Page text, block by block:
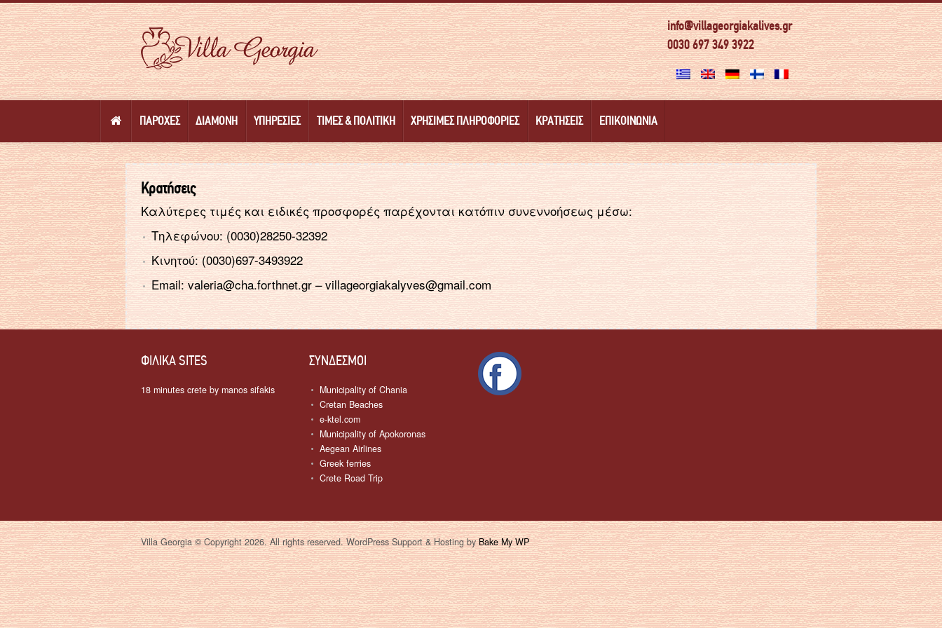
info@villageorgiakalives.gr
0030 697 349 3922
ΠΑΡΟΧΈΣ ΔΙΑΜΟΝΉ ΥΠΗΡΕΣΊΕΣ ΤΙΜΈΣ & ΠΟΛΙΤΙΚΉ ΧΡΉΣΙΜΕΣ ΠΛΗΡΟΦΟΡΊΕΣ ΚΡΑΤΉΣΕΙΣ ΕΠΙΚΟΙΝΩΝΊΑ
Kρατήσεις
Καλύτερες τιμές και ειδικές προσφορές παρέχονται κατόπιν συνεννοήσεως μέσω:
Tηλεφώνου: (0030)28250-32392
Kινητού: (0030)697-3493922
Email: valeria@cha.forthnet.gr –villageorgiakalyves@gmail.com
ΦΙΛΙΚΆ SITES
18 minutes crete by manos sifakis
ΣΎΝΔΕΣΜΟΙ
Municipality of Chania
Cretan Beaches
e-ktel.com
Municipality of Apokoronas
Aegean Airlines
Greek ferries
Crete Road Trip
Villa Georgia © Copyright 2026. All rights reserved. WordPress Support & Hosting byBake My WP